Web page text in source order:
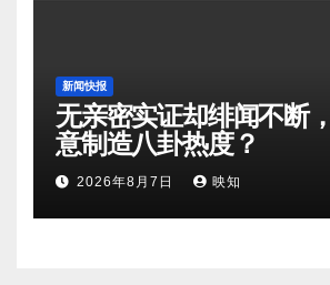
新闻快报
无亲密实证却绯闻不断
意制造八卦热度？
2026年8月7日 映知